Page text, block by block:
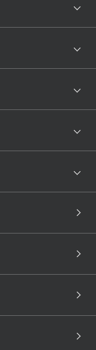
cool
スタイル
研究開発センター見